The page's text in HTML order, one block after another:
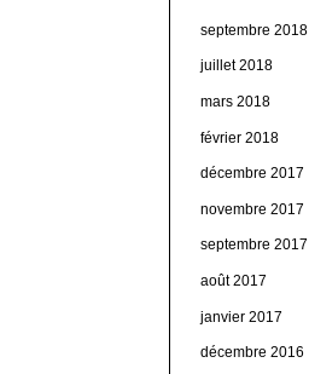
septembre 2018
juillet 2018
mars 2018
février 2018
décembre 2017
novembre 2017
septembre 2017
août 2017
janvier 2017
décembre 2016